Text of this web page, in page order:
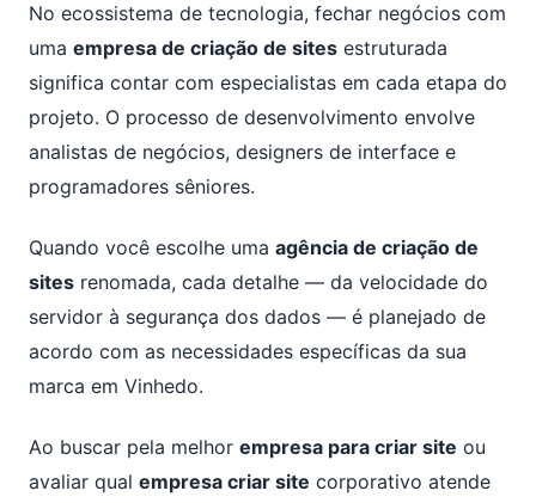
No ecossistema de tecnologia, fechar negócios com
uma empresa de criação de sites estruturada
significa contar com especialistas em cada etapa do
projeto. O processo de desenvolvimento envolve
analistas de negócios, designers de interface e
programadores sêniores.
Quando você escolhe uma agência de criação de
sites renomada, cada detalhe — da velocidade do
servidor à segurança dos dados — é planejado de
acordo com as necessidades específicas da sua
marca em Vinhedo.
Ao buscar pela melhor empresa para criar site ou
avaliar qual empresa criar site corporativo atende